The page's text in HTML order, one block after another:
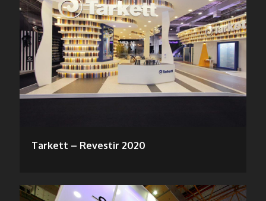
Tarkett – Revestir 2020